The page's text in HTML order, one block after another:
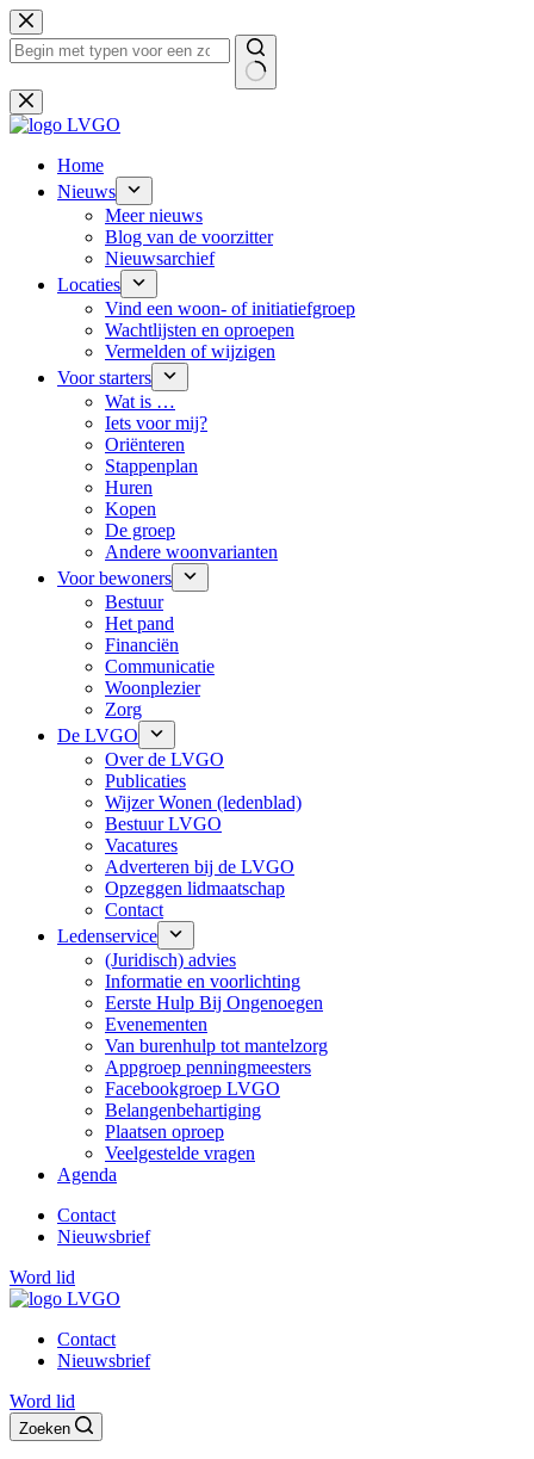
Ga
naar
de
Geen
resultaten
Home
Nieuws
Meer nieuws
Blog van de voorzitter
Nieuwsarchief
Locaties
Vind een woon- of initiatiefgroep
Wachtlijsten en oproepen
Vermelden of wijzigen
Voor starters
Wat is …
Iets voor mij?
Oriënteren
Stappenplan
Huren
Kopen
De groep
Andere woonvarianten
Voor bewoners
Bestuur
Het pand
Financiën
Communicatie
Woonplezier
Zorg
De LVGO
Over de LVGO
Publicaties
Wijzer Wonen (ledenblad)
Bestuur LVGO
Vacatures
Adverteren bij de LVGO
Opzeggen lidmaatschap
Contact
Ledenservice
(Juridisch) advies
Informatie en voorlichting
Eerste Hulp Bij Ongenoegen
Evenementen
Van burenhulp tot mantelzorg
Appgroep penningmeesters
Facebookgroep LVGO
Belangenbehartiging
Plaatsen oproep
Veelgestelde vragen
Agenda
Contact
Nieuwsbrief
Word lid
Contact
Nieuwsbrief
Word lid
Zoeken